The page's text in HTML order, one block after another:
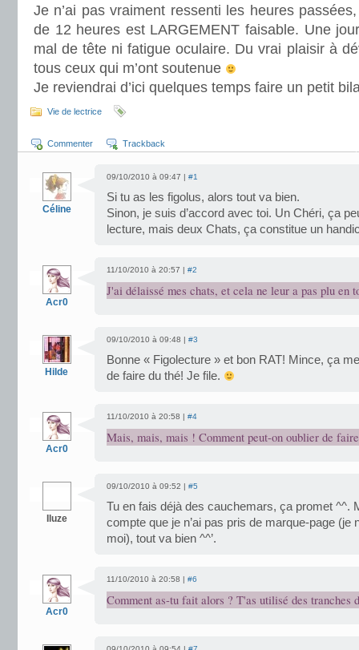
Je n’ai pas vraiment ressenti les heures
de 12 heures est LARGEMENT faisable. Une
mal de tête ni fatigue oculaire. Du vrai plaisir à
tous ceux qui m’ont soutenue
Je reviendrai d’ici quelques temps faire un petit
Vie de lectrice
Commenter Trackback
Céline
09/10/2010 à 09:47 | #1
Si tu as les figolus, alors tout va bien.
Sinon, je suis d’accord avec toi. Un Chéri, ça
lecture, mais deux Chats, ça constitue un
Acr0
11/10/2010 à 20:57 | #2
J'ai délaissé mes chats, et cela ne leur a pas plu en
Hilde
09/10/2010 à 09:48 | #3
Bonne « Figolecture » et bon RAT! Mince, ça
de faire du thé! Je file.
Acr0
11/10/2010 à 20:58 | #4
Mais, mais, mais ! Comment peut-on oublier de
Iluze
09/10/2010 à 09:52 | #5
Tu en fais déjà des cauchemars, ça promet ^^.
compte que je n’ai pas pris de marque-page (je
moi), tout va bien ^^’.
Acr0
11/10/2010 à 20:58 | #6
Comment as-tu fait alors ? T'as utilisé des tranches